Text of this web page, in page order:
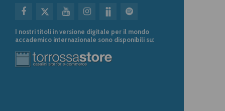
I nostri titoli in versione digitale per il mondo
accademico internazionale sono disponibili su: